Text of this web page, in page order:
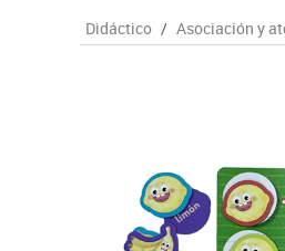
Archivo
Informática
Manualidades
Material escolar
Didáctico / Asociación y